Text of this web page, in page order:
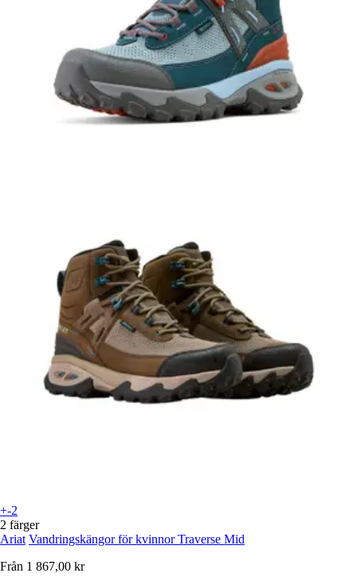
+-2
2 färger
Ariat Vandringskängor för kvinnor Traverse Mid
Från 1 867,00 kr